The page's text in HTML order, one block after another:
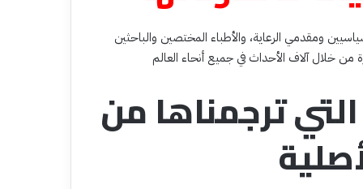
ومقدمي الرعاية، والأطباء المختصين والباحثين
ترجمناها من